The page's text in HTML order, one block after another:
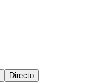
Directo